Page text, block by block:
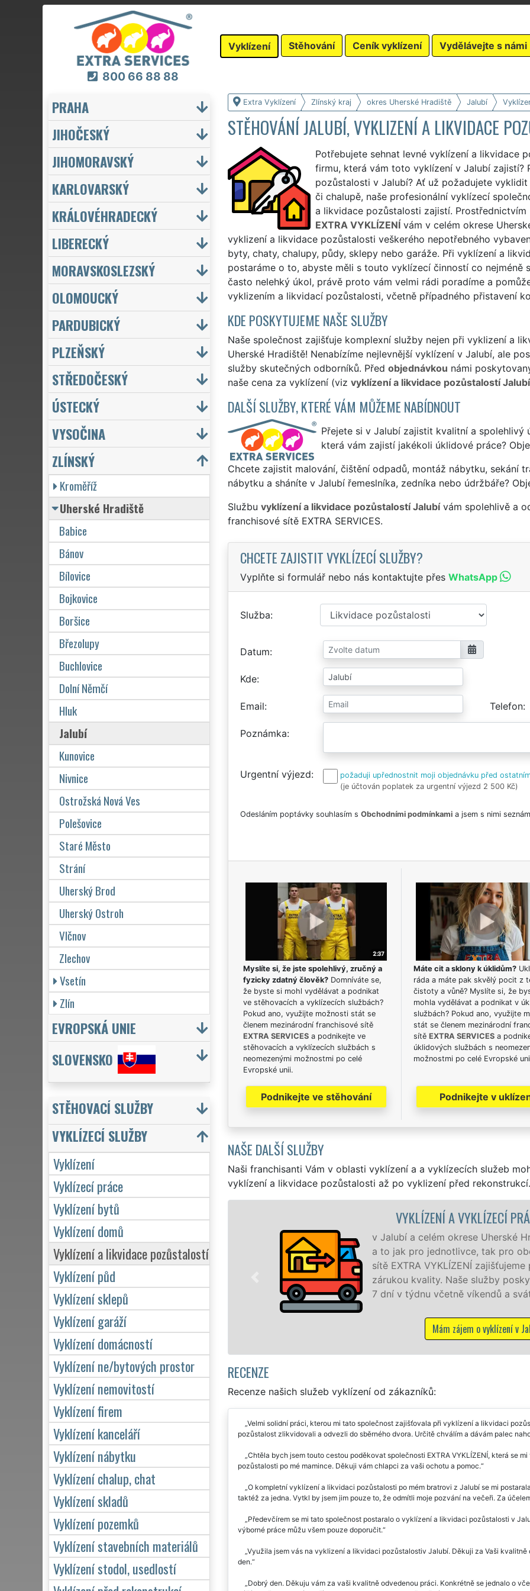
800 66 88 88
Vyklízení Stěhování Ceník vyklízení Vydělávejte s námi
Extra Vyklízení Zlínský kraj okres Uherské Hradiště Jalubí
STĚHOVÁNÍ JALUBÍ, VYKLIZENÍ A LIKVIDACE
Potřebujete sehnat levné vyklízení a likvidace
firmu, která vám toto vyklízení v Jalubí zajistí?
pozůstalosti v Jalubí? Ať už požadujete
či chalupě, naše profesionální vyklízecí
a likvidace pozůstalosti zajistí.
EXTRA VYKLÍZENÍvám v celém okrese
vyklizení a likvidace pozůstalosti veškerého nepotřebného
byty, chaty, chalupy, půdy, sklepy nebo garáže. Při vyklízení a
postaráme o to, abyste měli s touto vyklízecí činností co nejméně
často nelehký úkol, právě proto vám velmi rádi poradíme a
vyklizením a likvidací pozůstalosti, včetně případného přistavení
KDE POSKYTUJEME NAŠE SLUŽBY
Naše společnost zajišťuje komplexní služby nejen při vyklizení a
Uherské Hradiště! Nenabízíme nejlevnější vyklízení v Jalubí, ale
služby skutečných odborníků. Před objednávkou námi
naše cena za vyklízení (viz vyklízení a likvidace pozůstalostí
DALŠÍ SLUŽBY, KTERÉ VÁM MŮŽEME NABÍDNOUT
Přejete si v Jalubí zajistit kvalitní a
která vám zajistí jakékoli úklidové práce?
Chcete zajistit malování, čištění odpadů, montáž nábytku, sekání
nábytku a sháníte v Jalubí řemeslníka, zedníka nebo údržbáře?
Službu vyklízení a likvidace pozůstalostí Jalubívám spolehlivě a
franchisové sítě EXTRA SERVICES.
CHCETE ZAJISTIT VYKLÍZECÍ SLUŽBY?
Vyplňte si formulář nebo nás kontaktujte přes WhatsApp
Služba
Datum
Kde
Email Telefon
Poznámka
Urgentní výjezd
požaduji upřednostnit moji objednávku před
(je účtován poplatek za urgentní výjezd 2 500 Kč)
Odesláním poptávky souhlasím s Obchodními podmínkamia jsem s nimi
Myslíte si, že jste spolehlivý, zručný a
fyzicky zdatný člověk?Domníváte se,
že byste si mohl vydělávat a podnikat
ve stěhovacích a vyklízecích službách?
Pokud ano, využijte možnosti stát se
členem mezinárodní franchisové sítě
EXTRA SERVICESa podnikejte ve
stěhovacích a vyklízecích službách s
neomezenými možnostmi po celé
Evropské unii.
Podnikejte ve stěhování
Máte cit a sklony k úklidům?
ráda a máte pak skvělý pocit z
čistoty a vůně? Myslíte si, že
mohla vydělávat a podnikat v
službách? Pokud ano, využijte
stát se členem mezinárodní
sítě EXTRA SERVICESa
úklidových službách s
možnostmi po celé Evropské
Podnikejte v
NAŠE DALŠÍ SLUŽBY
Naši franchisanti Vám v oblasti vyklízení a a vyklízecích služeb
vyklízení a likvidace pozůstalosti až po vyklizení před rekonstrukcí.
VYKLÍZENÍ A VYKLÍZECÍ PRÁCE JALUBÍ
v Jalubí a celém okrese Uherské Hradiště
a to jak pro jednotlivce, tak pro obchodní
sítě EXTRA VYKLÍZENÍ zajišťujeme
zárukou kvality. Naše služby poskytujeme
7 dní v týdnu včetně víkendů a svátků bez
Mám zájem o vyklízení v Jalubí
RECENZE
Recenze našich služeb vyklízení od zákazníků:
Velmi solidní práci, kterou mi tato společnost zajišťovala při vyklízení a likvidaci
pozůstalost zlikvidovali a odvezli do sběrného dvora. Určitě chválím a dávám palec
Chtěla bych jsem touto cestou poděkovat společnosti EXTRA VYKLÍZENÍ, která se
pozůstalosti po mé mamince. Děkuji vám chlapci za vaši ochotu a pomoc.
O kompletní vyklízení a likvidaci pozůstalosti po mém bratrovi z Jalubí se mi
taktéž za jedna. Vytkl by jsem jim pouze to, že odmítli moje pozvání na večeři. Za
Předevčírem se mi tato společnost postaralo o vyklízení a likvidaci pozůstalosti v
výborné práce můžu všem pouze doporučit.
Využila jsem vás na vyklizení a likvidaci pozůstalostiv Jalubí. Děkuji za Vaši
den.
Dobrý den. Děkuju vám za vaši kvalitně odvedenou práci. Konkrétně se jednalo o
PRAHA
JIHOČESKÝ
JIHOMORAVSKÝ
KARLOVARSKÝ
KRÁLOVÉHRADECKÝ
LIBERECKÝ
MORAVSKOSLEZSKÝ
OLOMOUCKÝ
PARDUBICKÝ
PLZEŇSKÝ
STŘEDOČESKÝ
ÚSTECKÝ
VYSOČINA
ZLÍNSKÝ
Kroměříž
Uherské Hradiště
Babice
Bánov
Bílovice
Bojkovice
Boršice
Březolupy
Buchlovice
Dolní Němčí
Hluk
Jalubí
Kunovice
Nivnice
Ostrožská Nová Ves
Polešovice
Staré Město
Strání
Uherský Brod
Uherský Ostroh
Vlčnov
Zlechov
Vsetín
Zlín
EVROPSKÁ UNIE
SLOVENSKO
STĚHOVACÍ SLUŽBY
VYKLÍZECÍ SLUŽBY
Vyklízení
Vyklízecí práce
Vyklízení bytů
Vyklízení domů
Vyklízení a likvidace pozůstalostí
Vyklízení půd
Vyklízení sklepů
Vyklízení garáží
Vyklízení domácností
Vyklízení ne/bytových prostor
Vyklízení nemovitostí
Vyklízení firem
Vyklízení kanceláří
Vyklízení nábytku
Vyklízení chalup, chat
Vyklízení skladů
Vyklízení pozemků
Vyklízení stavebních materiálů
Vyklízení stodol, usedlostí